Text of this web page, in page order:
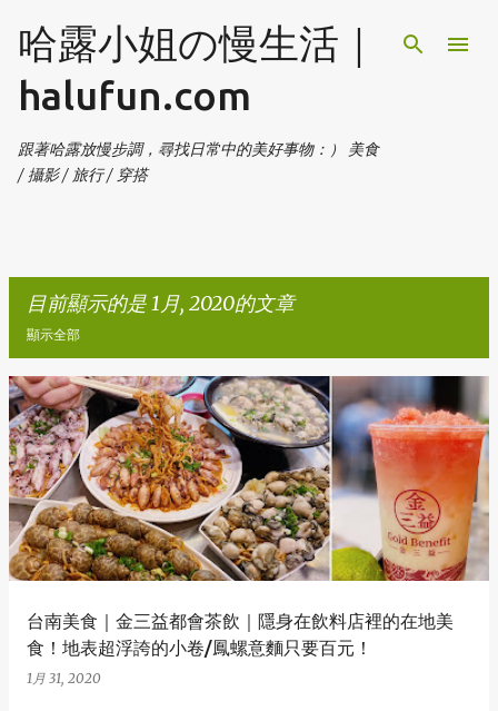
跳到主要內容
哈露小姐の慢生活｜
halufun.com
跟著哈露放慢步調，尋找日常中的美好事物：） 美食
/ 攝影 / 旅行 / 穿搭
目前顯示的是 1月, 2020的文章
顯示全部
發
表
文
章
台南美食｜金三益都會茶飲｜隱身在飲料店裡的在地美
食！地表超浮誇的小卷/鳳螺意麵只要百元！
1月 31, 2020